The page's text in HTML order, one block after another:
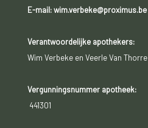
E-mail: wim.verbeke@proximus.be
Verantwoordelijke apothekers:
Wim Verbeke en Veerle Van Thorre
Vergunningsnummer apotheek:
441301